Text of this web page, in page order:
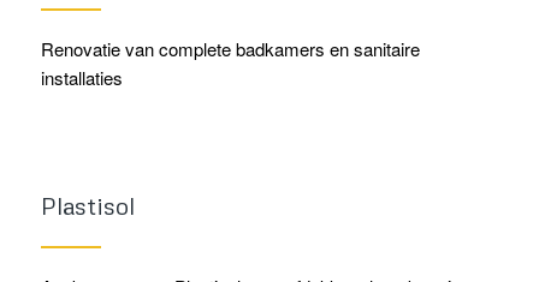
Renovatie van complete badkamers en sanitaire
installaties
Plastisol